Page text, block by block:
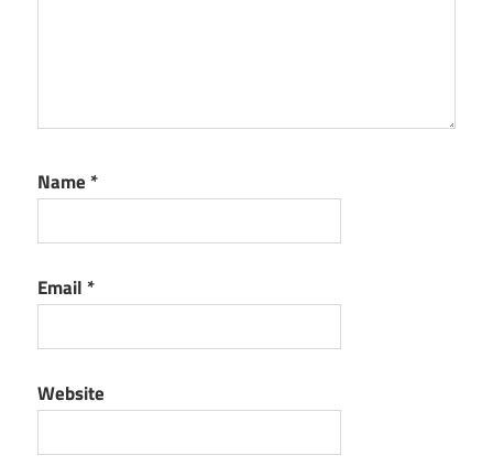
Name *
Email *
Website